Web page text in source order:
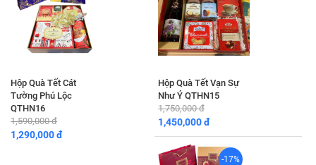
Hộp Quà Tết Cát
Tường Phú Lộc
QTHN16
1,590,000 đ
1,290,000 đ
Hộp Quà Tết Vạn Sự
Như Ý QTHN15
1,750,000 đ
1,450,000 đ
-17%